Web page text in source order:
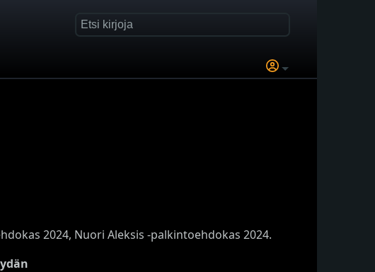
2024, Nuori Aleksis -palkintoehdokas 2024.